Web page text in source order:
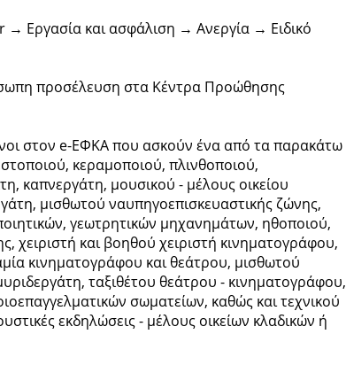
→ Εργασία και ασφάλιση → Ανεργία → Ειδικό
προσέλευση στα Κέντρα Προώθησης
στον e-ΕΦΚΑ που ασκούν ένα από τα παρακάτω
κεραμοποιού, πλινθοποιού,
καπνεργάτη, μουσικού - μέλους οικείου
μισθωτού ναυπηγοεπισκευαστικής ζώνης,
γεωτρητικών μηχανημάτων, ηθοποιού,
χειριστή και βοηθού χειριστή κινηματογράφου,
κινηματογράφου και θεάτρου, μισθωτού
ταξιθέτου θεάτρου - κινηματογράφου,
σωματείων, καθώς και τεχνικού
εκδηλώσεις - μέλους οικείων κλαδικών ή